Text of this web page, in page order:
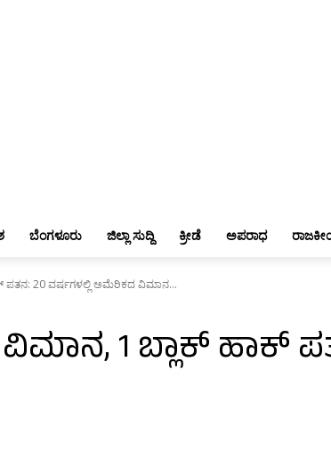
ಬೆಂಗಳೂರು ಜಿಲ್ಲಾ ಸುದ್ದಿ ಕ್ರೀಡೆ ಅಪರಾಧ
ಪತನ:‌ 20 ವರ್ಷಗಳಲ್ಲಿ ಅಮೆರಿಕದ ವಿಮಾನ...
1 ಬ್ಲಾಕ್‌ ಹಾಕ್‌